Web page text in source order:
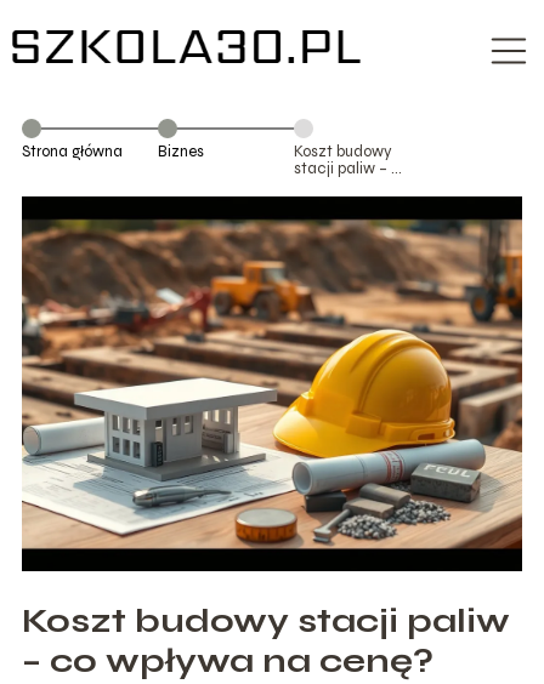
Strona główna Biznes
Koszt budowy
stacji paliw – co
cenę?
Koszt budowy stacji paliw
– co wpływa na cenę?